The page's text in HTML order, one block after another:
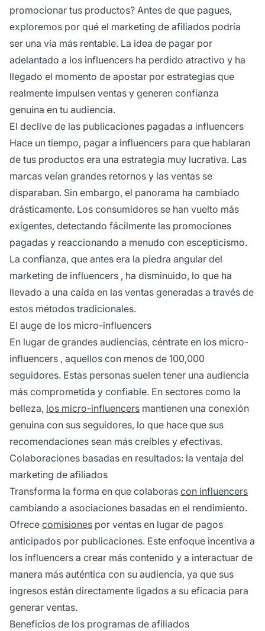
promocionar tus productos? Antes de que pagues,
exploremos por qué el marketing de afiliados podría
ser una vía más rentable. La idea de pagar por
adelantado a los influencers ha perdido atractivo y ha
llegado el momento de apostar por estrategias que
realmente impulsen ventas y generen confianza
genuina en tu audiencia.
El declive de las publicaciones pagadas a influencers
Hace un tiempo, pagar a influencers para que hablaran
de tus productos era una estrategia muy lucrativa. Las
marcas veían grandes retornos y las ventas se
disparaban. Sin embargo, el panorama ha cambiado
drásticamente. Los consumidores se han vuelto más
exigentes, detectando fácilmente las promociones
pagadas y reaccionando a menudo con escepticismo.
La confianza, que antes era la piedra angular del
marketing de influencers , ha disminuido, lo que ha
llevado a una caída en las ventas generadas a través de
estos métodos tradicionales.
El auge de los micro-influencers
En lugar de grandes audiencias, céntrate en los micro-
influencers , aquellos con menos de 100,000
seguidores. Estas personas suelen tener una audiencia
más comprometida y confiable. En sectores como la
belleza, los micro-influencers mantienen una conexión
genuina con sus seguidores, lo que hace que sus
recomendaciones sean más creíbles y efectivas.
Colaboraciones basadas en resultados: la ventaja del
marketing de afiliados
Transforma la forma en que colaboras con influencers
cambiando a asociaciones basadas en el rendimiento.
Ofrece comisiones por ventas en lugar de pagos
anticipados por publicaciones. Este enfoque incentiva a
los influencers a crear más contenido y a interactuar de
manera más auténtica con su audiencia, ya que sus
ingresos están directamente ligados a su eficacia para
generar ventas.
Beneficios de los programas de afiliados